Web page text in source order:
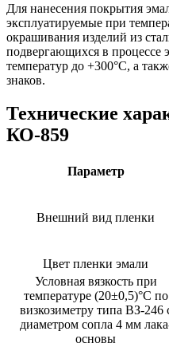
Для нанесения покрытия
эксплуатируемые при
окрашивания изделий из
подвергающихся в процессе
температур до +300°C, а
знаков.
Технические
КО-859
Параметр
Внешний вид пленки
Цвет пленки эмали
Условная вязкость при
температуре (20±0,5)°C по
визкозиметру типа ВЗ-246
диаметром сопла 4 мм
основы